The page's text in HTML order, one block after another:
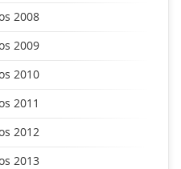
2008
2009
2010
2011
2012
2013